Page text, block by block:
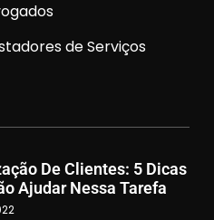
de Serviços
De Clientes: 5 Dicas
Ajudar Nessa Tarefa